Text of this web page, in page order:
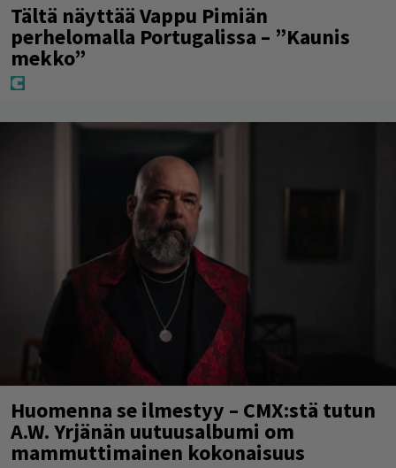
Tältä näyttää Vappu Pimiän
perhelomalla Portugalissa – ”Kaunis
mekko”
Huomenna se ilmestyy – CMX:stä tutun
A.W. Yrjänän uutuusalbumi om
mammuttimainen kokonaisuus